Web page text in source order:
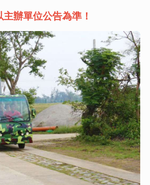
辦單位公告為準！